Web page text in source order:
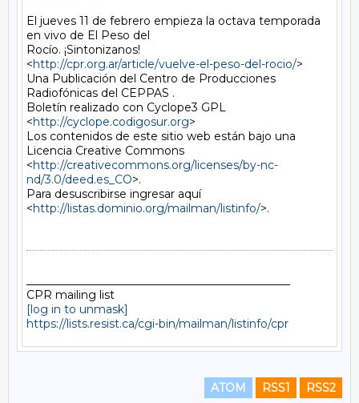
El jueves 11 de febrero empieza la octava temporada
en vivo de El Peso del
Rocío. ¡Sintonizanos!
<http://cpr.org.ar/article/vuelve-el-peso-del-rocio/>
Una Publicación del Centro de Producciones
Radiofónicas del CEPPAS .
Boletín realizado con Cyclope3 GPL
<http://cyclope.codigosur.org>
Los contenidos de este sitio web están bajo una
Licencia Creative Commons
<http://creativecommons.org/licenses/by-nc-
nd/3.0/deed.es_CO>.
Para desuscribirse ingresar aquí
<http://listas.dominio.org/mailman/listinfo/>.
[log in to unmask]
https://lists.resist.ca/cgi-bin/mailman/listinfo/cpr
ATOM RSS1 RSS2